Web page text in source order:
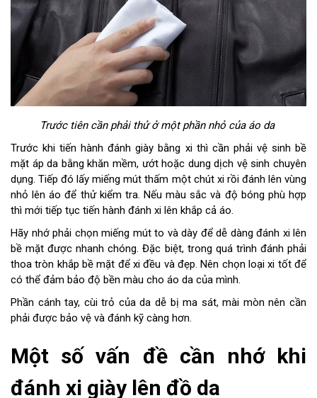
Trước tiên cần phải thử ở một phần nhỏ của áo da
Trước khi tiến hành đánh giày bằng xi thì cần phải vệ sinh bề
mặt áp da bằng khăn mềm, ướt hoặc dung dịch vệ sinh chuyên
dụng. Tiếp đó lấy miếng mút thấm một chút xi rồi đánh lên vùng
nhỏ lên áo để thử kiểm tra. Nếu màu sắc và độ bóng phù hợp
thì mới tiếp tục tiến hành đánh xi lên khắp cả áo.
Hãy nhớ phải chọn miếng mút to và dày để dễ dàng đánh xi lên
bề mặt được nhanh chóng. Đặc biệt, trong quá trình đánh phải
thoa tròn khắp bề mặt để xi đều và đẹp. Nên chọn loại xi tốt để
có thể đảm bảo độ bền màu cho áo da của mình.
Phần cánh tay, cùi trỏ của da dễ bị ma sát, mài mòn nên cần
phải được bảo vệ và đánh kỹ càng hơn.
Một số vấn đề cần nhớ khi
đánh xi giày lên đồ da